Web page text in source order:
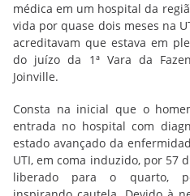
médica em um hospital da
vida por quase dois meses na
acreditavam que estava em
do juízo da 1ª Vara da
Joinville.
Consta na inicial que o
entrada no hospital com
estado avançado da
UTI, em coma induzido, por 57
liberado para o quarto,